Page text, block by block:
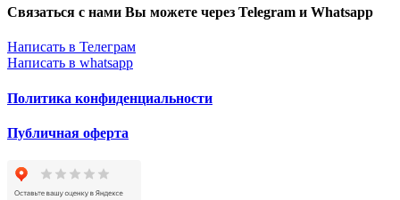
Связаться с нами Вы можете через Telegram и Whatsapp
Написать в Телеграм
Написать в whatsapp
Политика конфиденциальности
Публичная оферта